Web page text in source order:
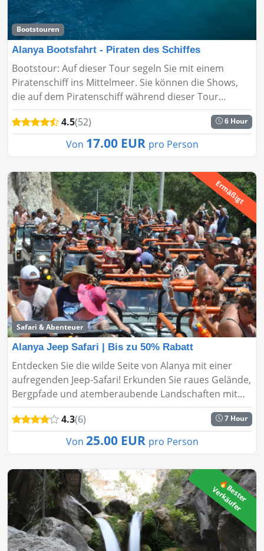
Bootstouren
Alanya Bootsfahrt - Piraten des Schiffes
Bootstour: Auf dieser Tour segeln Sie mit einem
Piratenschiff ins Mittelmeer. Sie können die Shows,
die auf dem Piratenschiff während dieser Tour
durchgeführt werden, anschauen. Die Alanya
Bootstour - Piratenschiff bi...
4.5(52) 6 Hour
Von 17.00 EUR pro Person
Ermäßigt
Safari & Abenteuer
Alanya Jeep Safari | Bis zu 50% Rabatt
Entdecken Sie die wilde Seite von Alanya mit einer
aufregenden Jeep-Safari! Erkunden Sie raues Gelände,
Bergpfade und atemberaubende Landschaften mit
bis zu 50% Rabatt. Buchen Sie jetzt für einen
abenteuerreichen Tag i...
4.3(6) 7 Hour
Von 25.00 EUR pro Person
🔥
B
e
s
t
e
r
V
e
r
k
ä
u
f
e
r